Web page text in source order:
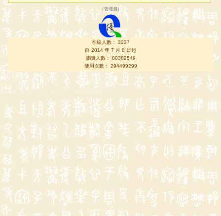
（管理員 ）
在線人數： 3237
自 2014 年 7 月 8 日起
瀏覽人數： 80382549
使用次數： 294499299